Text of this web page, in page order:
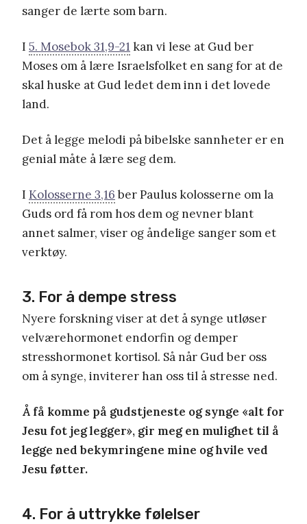
sanger de lærte som barn.
I 5. Mosebok 31,9-21 kan vi lese at Gud ber
Moses om å lære Israelsfolket en sang for at de
skal huske at Gud ledet dem inn i det lovede
land.
Det å legge melodi på bibelske sannheter er en
genial måte å lære seg dem.
I Kolosserne 3,16ber Paulus kolosserne om la
Guds ord få rom hos dem og nevner blant
annet salmer, viser og åndelige sanger som et
verktøy.
3. For å dempe stress
Nyere forskning viser at det å synge utløser
velværehormonet endorfin og demper
stresshormonet kortisol. Så når Gud ber oss
om å synge, inviterer han oss til å stresse ned.
Å få komme på gudstjeneste og synge «alt for
Jesu fot jeg legger», gir meg en mulighet til å
legge ned bekymringene mine og hvile ved
Jesu føtter.
4. For å uttrykke følelser